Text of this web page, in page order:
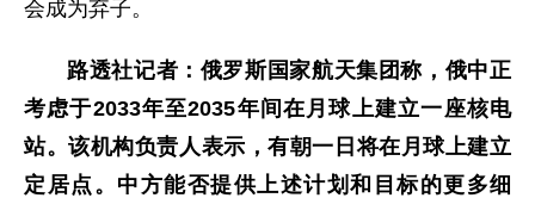
会成为弃子。
路透社记者：俄罗斯国家航天集团称，俄中正
考虑于2033年至2035年间在月球上建立一座核电
站。该机构负责人表示，有朝一日将在月球上建立
定居点。中方能否提供上述计划和目标的更多细